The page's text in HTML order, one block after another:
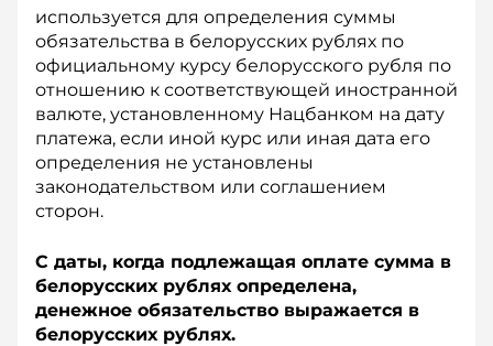
используется для определения суммы
обязательства в белорусских рублях по
официальному курсу белорусского рубля по
отношению к соответствующей ино­странной
валюте, установленному Нацбанком на дату
платежа, если иной курс или иная дата его
определения не установлены
законодательством или соглашением
сторон.
С даты, когда подлежащая оплате сумма в
белорусских рублях определена,
денежное обязательство выражается в
белорусских рублях.